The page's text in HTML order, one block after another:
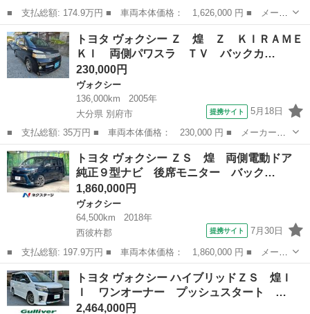
■ 支払総額: 174.9万円 ■ 車両本体価格： 1,626,000 円 ■ メーカ
ー名： トヨタ ■ 車種名： ヴォクシー ■ グレード名： ＺＳ
煌ＩＩ 両側電動ドア 純正９インチナビ 後席モニター バックカ
メラ 衝...
長崎 長崎市 ヴォクシー
トヨタ ヴォクシー Ｚ 煌 Ｚ ＫＩＲＡＭＥ
ＫＩ 両側パワスラ ＴＶ バックカ…
230,000円
ヴォクシー
136,000km
2005年
大分県 別府市
提携サイト 5月18日
■ 支払総額: 35万円 ■ 車両本体価格： 230,000 円 ■ メーカー
名： トヨタ ■ 車種名： ヴォクシー ■ グレード名： Ｚ 煌
Ｚ ＫＩＲＡＭＥＫＩ 両側パワスラ ＴＶ バックカメラ ＥＴ
Ｃ デンカク シー...
大分 別府市 ヴォクシー
トヨタ ヴォクシー ＺＳ 煌 両側電動ドア
純正９型ナビ 後席モニター バック…
1,860,000円
ヴォクシー
64,500km
2018年
西彼杵郡
提携サイト 7月30日
■ 支払総額: 197.9万円 ■ 車両本体価格： 1,860,000 円 ■ メーカ
ー名： トヨタ ■ 車種名： ヴォクシー ■ グレード名： ＺＳ
煌 両側電動ドア 純正９型ナビ 後席モニター バックカメラ 衝
突軽減シ...
長崎 西彼杵郡 ヴォクシー
トヨタ ヴォクシー ハイブリッドＺＳ 煌Ｉ
Ｉ ワンオーナー プッシュスタート …
2,464,000円